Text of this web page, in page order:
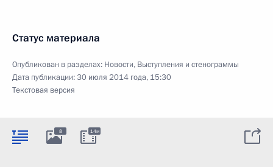
Статус материала
Опубликован в разделах: Новости, Выступления и стенограммы
Дата публикации:30 июля 2014 года, 15:30
Текстовая версия
8 14м